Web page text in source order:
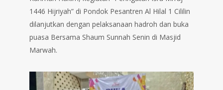
1446 Hijriyah” di Pondok Pesantren Al Hilal 1 Cililin
dilanjutkan dengan pelaksanaan hadroh dan buka
puasa Bersama Shaum Sunnah Senin di Masjid
Marwah.